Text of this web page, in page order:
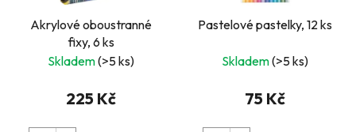
Akrylové oboustranné
fixy, 6 ks
Skladem(>5 ks)
225 Kč
Pastelové pastelky, 12 ks
Skladem(>5 ks)
75 Kč